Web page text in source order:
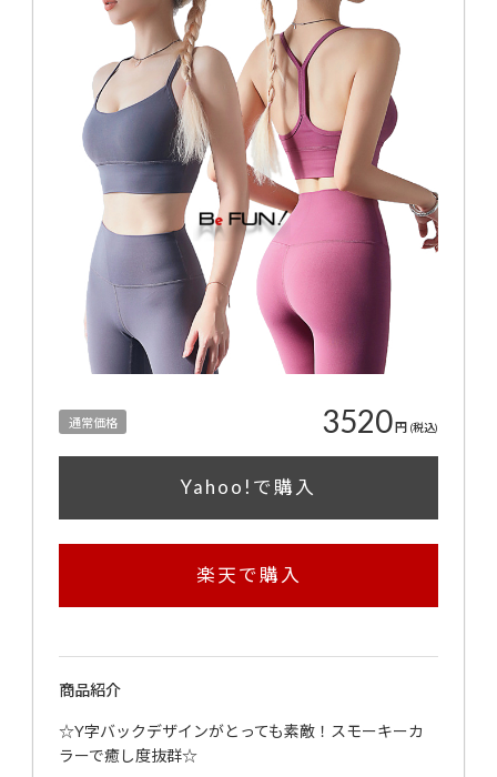
通常価格 3520円 (税込)
Yahoo!で購入
楽天で購入
商品紹介
☆Y字バックデザインがとっても素敵！スモーキーカ
ラーで癒し度抜群☆